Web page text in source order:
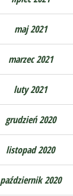
maj 2021
marzec 2021
luty 2021
grudzień 2020
listopad 2020
październik 2020